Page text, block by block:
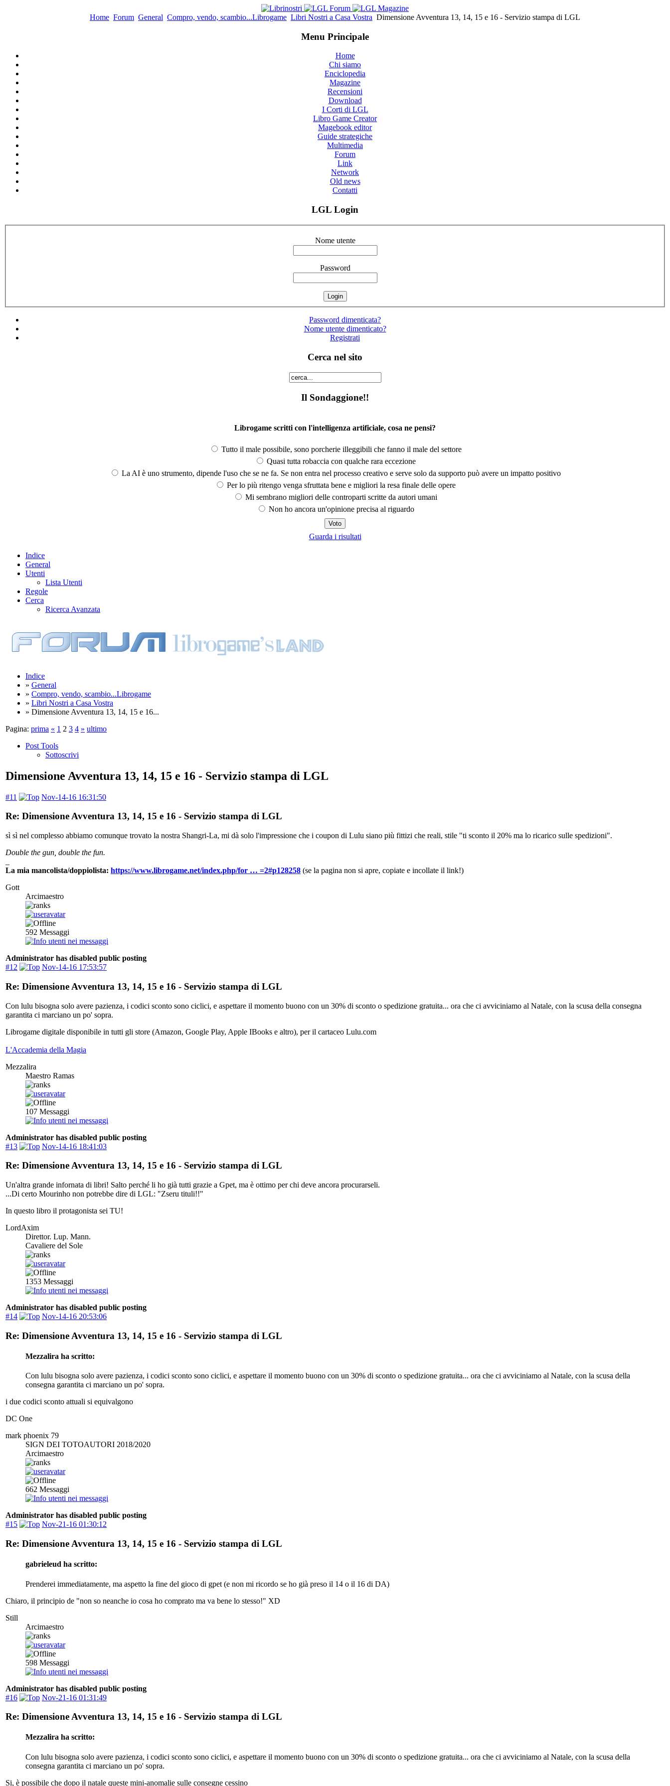
Home Forum General Compro, vendo, scambio...Librogame Libri Nostri a Casa Vostra Dimensione Avventura 13, 14, 15 e 16 - Servizio stampa di LGL
Menu Principale
Home
Chi siamo
Enciclopedia
Magazine
Recensioni
Download
I Corti di LGL
Libro Game Creator
Magebook editor
Guide strategiche
Multimedia
Forum
Link
Network
Old news
Contatti
LGL Login
Nome utente
Password
Password dimenticata?
Nome utente dimenticato?
Registrati
Cerca nel sito
Il Sondaggione!!
Librogame scritti con l'intelligenza artificiale, cosa ne pensi?
Tutto il male possibile, sono porcherie illeggibili che fanno il male del settore
Quasi tutta robaccia con qualche rara eccezione
La AI è uno strumento, dipende l'uso che se ne fa. Se non entra nel processo creativo e serve solo da supporto può avere un impatto positivo
Per lo più ritengo venga sfruttata bene e migliori la resa finale delle opere
Mi sembrano migliori delle controparti scritte da autori umani
Non ho ancora un'opinione precisa al riguardo
Guarda i risultati
Indice
General
Utenti
Lista Utenti
Regole
Cerca
Ricerca Avanzata
Indice
» General
» Compro, vendo, scambio...Librogame
» Libri Nostri a Casa Vostra
» Dimensione Avventura 13, 14, 15 e 16...
Pagina: prima « 1 2 3 4 » ultimo
Post Tools
Sottoscrivi
Dimensione Avventura 13, 14, 15 e 16 - Servizio stampa di LGL
#11 Nov-14-16 16:31:50
Re: Dimensione Avventura 13, 14, 15 e 16 - Servizio stampa di LGL
sì sì nel complesso abbiamo comunque trovato la nostra Shangri-La, mi dà solo l'impressione che i coupon di Lulu siano più fittizi che reali, stile "ti sconto il 20% ma lo ricarico sulle spedizioni".
Double the gun, double the fun.
La mia mancolista/doppiolista: https://www.librogame.net/index.php/for … =2#p128258 (se la pagina non si apre, copiate e incollate il link!)
Gott
Arcimaestro
592 Messaggi
Administrator has disabled public posting
#12
Nov-14-16 17:53:57
Re: Dimensione Avventura 13, 14, 15 e 16 - Servizio stampa di LGL
Con lulu bisogna solo avere pazienza, i codici sconto sono ciclici, e aspettare il momento buono con un 30% di sconto o spedizione gratuita... ora che ci avviciniamo al Natale, con la scusa della consegna
garantita ci marciano un po' sopra.
Librogame digitale disponibile in tutti gli store (Amazon, Google Play, Apple IBooks e altro), per il cartaceo Lulu.com
L'Accademia della Magia
Mezzalira
Maestro Ramas
107 Messaggi
Administrator has disabled public posting
#13
Nov-14-16 18:41:03
Re: Dimensione Avventura 13, 14, 15 e 16 - Servizio stampa di LGL
Un'altra grande infornata di libri! Salto perché li ho già tutti grazie a Gpet, ma è ottimo per chi deve ancora procurarseli.
...Di certo Mourinho non potrebbe dire di LGL: "Zseru tituli!!"
In questo libro il protagonista sei TU!
LordAxim
Direttor. Lup. Mann.
Cavaliere del Sole
1353 Messaggi
Administrator has disabled public posting
#14
Nov-14-16 20:53:06
Re: Dimensione Avventura 13, 14, 15 e 16 - Servizio stampa di LGL
Mezzalira ha scritto:
Con lulu bisogna solo avere pazienza, i codici sconto sono ciclici, e aspettare il momento buono con un 30% di sconto o spedizione gratuita... ora che ci avviciniamo al Natale, con la scusa della
consegna garantita ci marciano un po' sopra.
i due codici sconto attuali si equivalgono
DC One
mark phoenix 79
SIGN DEI TOTOAUTORI 2018/2020
Arcimaestro
662 Messaggi
Administrator has disabled public posting
#15
Nov-21-16 01:30:12
Re: Dimensione Avventura 13, 14, 15 e 16 - Servizio stampa di LGL
gabrieleud ha scritto:
Prenderei immediatamente, ma aspetto la fine del gioco di gpet (e non mi ricordo se ho già preso il 14 o il 16 di DA)
Chiaro, il principio de "non so neanche io cosa ho comprato ma va bene lo stesso!" XD
Still
Arcimaestro
598 Messaggi
Administrator has disabled public posting
#16
Nov-21-16 01:31:49
Re: Dimensione Avventura 13, 14, 15 e 16 - Servizio stampa di LGL
Mezzalira ha scritto:
Con lulu bisogna solo avere pazienza, i codici sconto sono ciclici, e aspettare il momento buono con un 30% di sconto o spedizione gratuita... ora che ci avviciniamo al Natale, con la scusa della
consegna garantita ci marciano un po' sopra.
Si, è possibile che dopo il natale queste mini-anomalie sulle consegne cessino